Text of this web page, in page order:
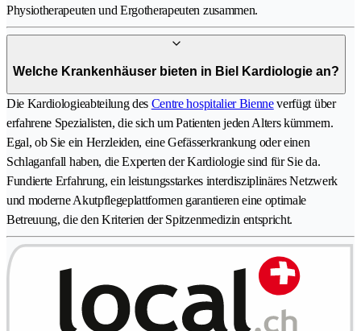
Physiotherapeuten und Ergotherapeuten zusammen.
Welche Krankenhäuser bieten in Biel Kardiologie an?
Die Kardiologieabteilung des Centre hospitalier Bienneverfügt über
erfahrene Spezialisten, die sich um Patienten jeden Alters kümmern.
Egal, ob Sie ein Herzleiden, eine Gefässerkrankung oder einen
Schlaganfall haben, die Experten der Kardiologie sind für Sie da.
Fundierte Erfahrung, ein leistungsstarkes interdisziplinäres Netzwerk
und moderne Akutpflegeplattformen garantieren eine optimale
Betreuung, die den Kriterien der Spitzenmedizin entspricht.